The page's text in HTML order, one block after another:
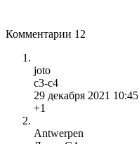
Комментарии 12
joto
c3-c4
29 декабря 2021 10:45
+1
Antwerpen